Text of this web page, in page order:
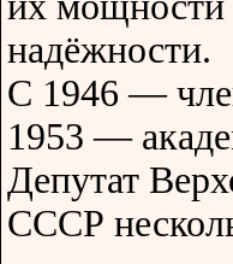
надёжности.
С 1946 —
1953 —
Депутат
СССР